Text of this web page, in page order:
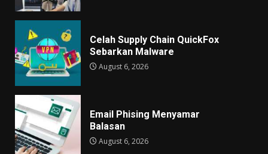
Celah Supply Chain QuickFox
Sebarkan Malware
August 6, 2026
Email Phising Menyamar
Balasan
August 6, 2026